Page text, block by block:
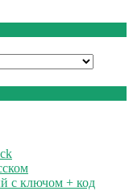
с ключом + код